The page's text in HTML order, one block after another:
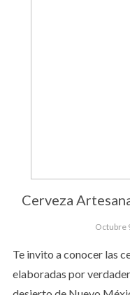
Cerveza
Octubre
Te invito a conocer las
elaboradas por